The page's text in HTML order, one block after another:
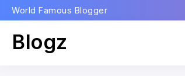
World Famous Blogger
Blogz